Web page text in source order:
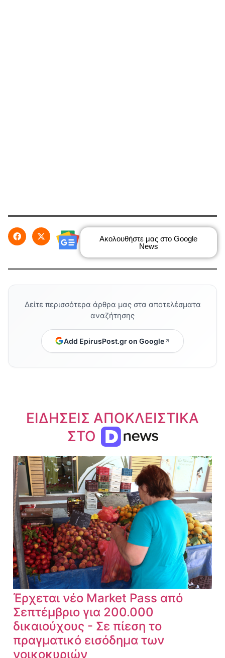
Ακολουθήστε μας στο Google
News
Δείτε περισσότερα άρθρα μας στα αποτελέσματα
αναζήτησης
Add EpirusPost.gr on Google
ΕΙΔΗΣΕΙΣ ΑΠΟΚΛΕΙΣΤΙΚΑ
ΣΤΟ
Έρχεται νέο Market Pass από
Σεπτέμβριο για 200.000
δικαιούχους - Σε πίεση το
πραγματικό εισόδημα των
νοικοκυριών